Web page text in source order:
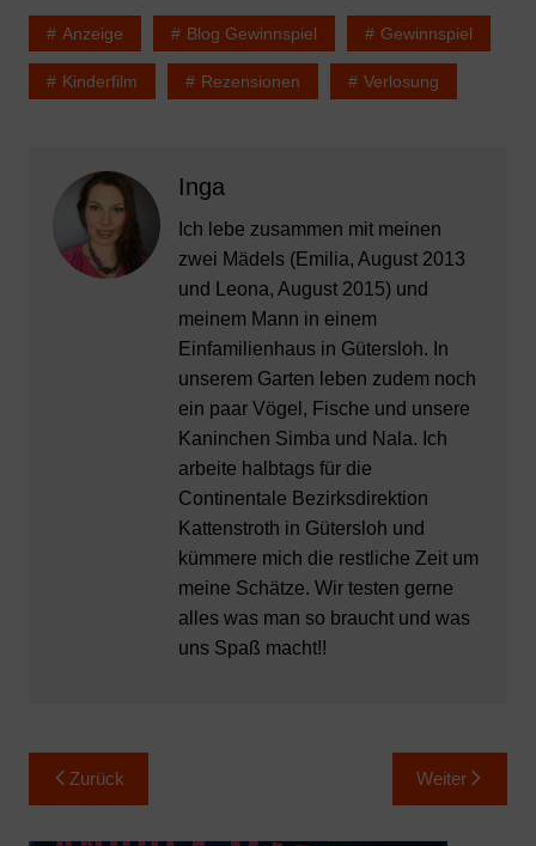
Anzeige Blog Gewinnspiel Gewinnspiel
Kinderfilm Rezensionen Verlosung
Inga
Ich lebe zusammen mit meinen
zwei Mädels (Emilia, August 2013
und Leona, August 2015) und
meinem Mann in einem
Einfamilienhaus in Gütersloh. In
unserem Garten leben zudem noch
ein paar Vögel, Fische und unsere
Kaninchen Simba und Nala. Ich
arbeite halbtags für die
Continentale Bezirksdirektion
Kattenstroth in Gütersloh und
kümmere mich die restliche Zeit um
meine Schätze. Wir testen gerne
alles was man so braucht und was
uns Spaß macht!!
Beitragsnavigation
Zurück Weiter